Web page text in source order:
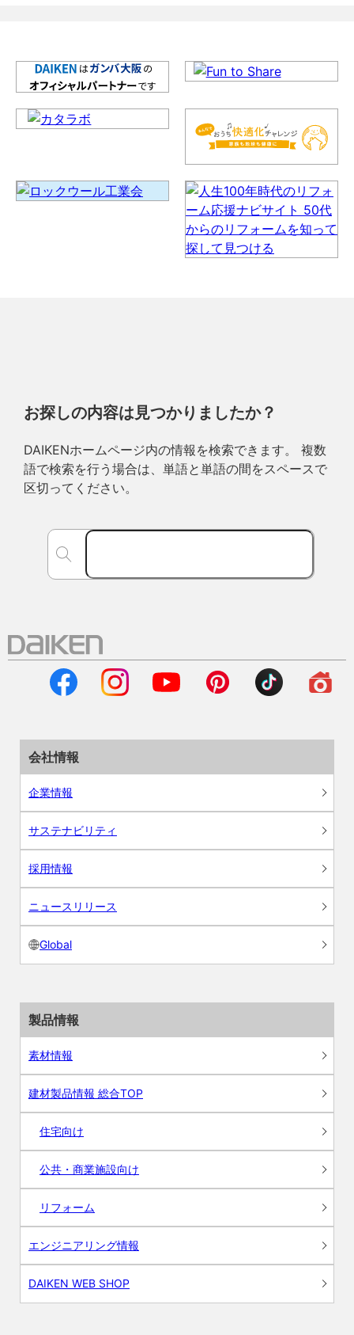
お探しの内容は見つかりましたか？
DAIKENホームページ内の情報を検索できます。 複数
語で検索を行う場合は、単語と単語の間をスペースで
区切ってください。
会社情報
企業情報
サステナビリティ
採用情報
ニュースリリース
Global
製品情報
素材情報
建材製品情報 総合TOP
住宅向け
公共・商業施設向け
リフォーム
エンジニアリング情報
DAIKEN WEB SHOP